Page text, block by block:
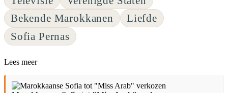
Bekende Marokkanen
Liefde
Sofia Pernas
Lees meer